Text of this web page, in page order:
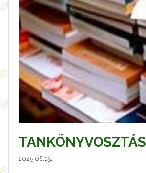
TANKÖNYVOSZTÁS
2025.08.15.